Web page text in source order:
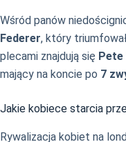
Wśród panów
Federer, który
plecami znajdują się Pete
mający na koncie po 7
Jakie kobiece starcia
Rywalizacja kobiet na